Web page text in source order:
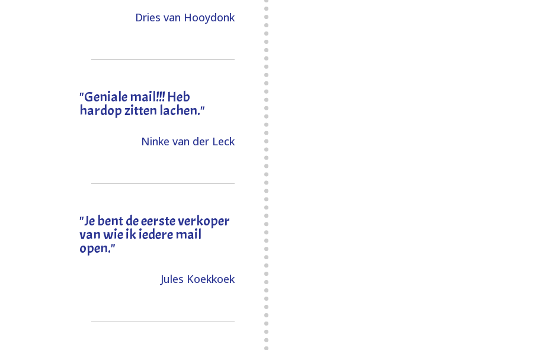
Dries van Hooydonk
"Geniale mail!!! Heb
hardop zitten lachen."
Ninke van der Leck
"Je bent de eerste verkoper
van wie ik iedere mail
open."
Jules Koekkoek